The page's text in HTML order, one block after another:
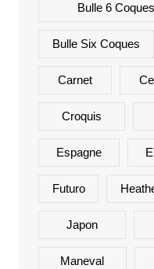
Bulle 6 Coques
Bulle Six Coques
Carnet
Croquis
Espagne
Futuro
Japon
Maneval